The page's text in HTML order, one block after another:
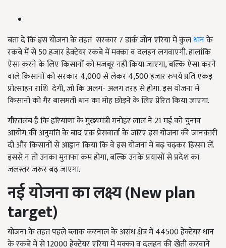
बता दे कि इस योजना के तहत सरकार 7 डार्क जोन एरिया में कुलधानके
रकबे में से 50 हजार हेक्टेयर रकबे में मक्का व दलहन लगवाएगी. हालांकि
ऐसा करने के लिए किसानों को मजबूर नहीं किया जाएगा, बल्कि ऐसा करने
वाले किसानों को सरकार 4,000 से लेकर 4,500 हजार रुपये प्रति एकड़
प्रोत्साहन राशि देगी, जो कि अलग- अलग तरह से होगा. इस योजना में
किसानों को गैर बासमती धान का मोह छोड़ने के लिए प्रेरित किया जाएगा.
गौरतलब है कि हरियाणा के मुख्यमंत्री मनोहर लाल ने 21 मई को चुनाव
आयोग की अनुमति के बाद एक प्रेसवार्ता के जरिए इस योजना की जानकारी
दी और किसानों से आह्वान किया कि वे इस योजना में बढ़ चढ़कर हिस्सा लें.
इससे न तो उनका मुनाफा कम होगा, बल्कि उनके प्रयासों से प्रदेश का
जलस्तर जरूर बढ़ जाएगा.
नई योजना का लक्ष्य (New plan
target)
योजना के तहत पहले ब्लाक करनाल के असंध क्षेत्र में 44500 हेक्टेयर धान
के रकबे में से 12000 हेक्टेयर एरिया में मक्का व दलहन की खेती करवाने